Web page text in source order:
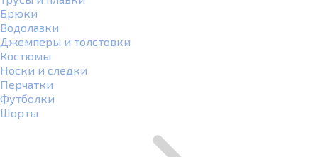
Брюки
Водолазки
Джемперы и толстовки
Костюмы
Носки и следки
Перчатки
Футболки
Шорты